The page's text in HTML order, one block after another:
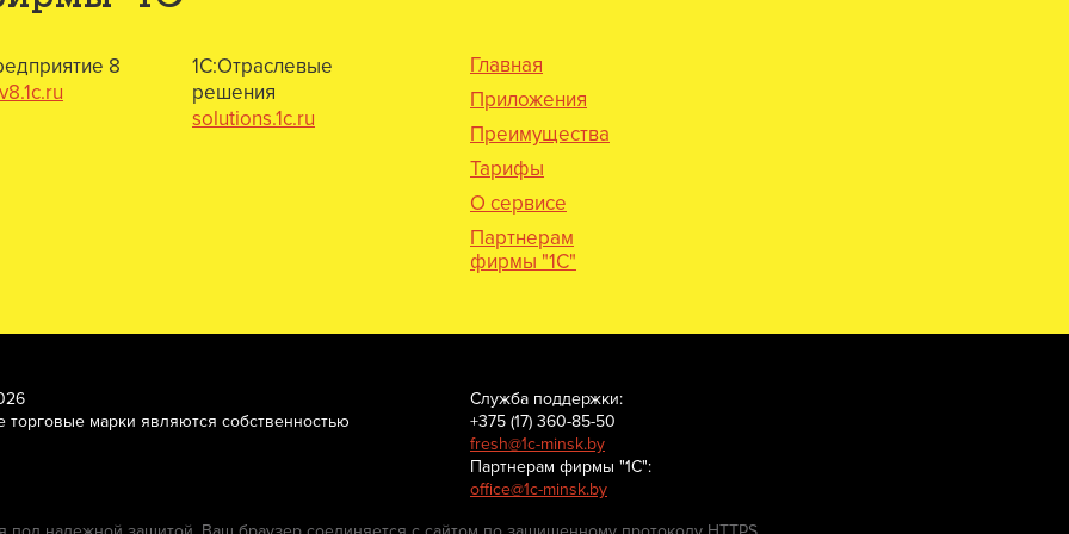
8
1С:Отраслевые
решения
solutions.1c.ru
Главная
Приложения
Преимущества
Тарифы
О сервисе
Партнерам
фирмы "1С"
марки являются собственностью
Служба поддержки:
+375 (17) 360-85-50
fresh@1c-minsk.by
Партнерам фирмы "1С":
office@1c-minsk.by